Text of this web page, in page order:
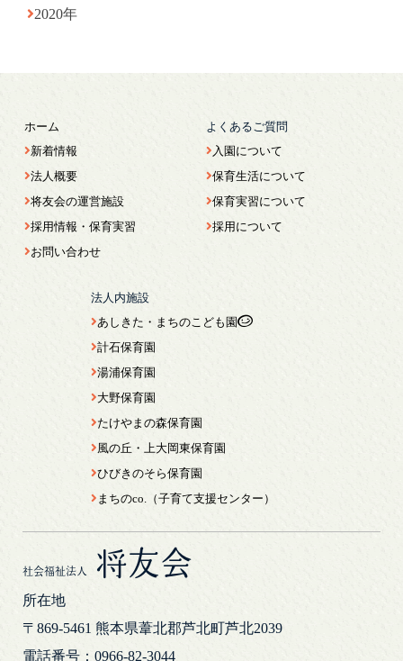
2020年
社会福祉法人 将友会
所在地
〒869-5461 熊本県葦北郡芦北町芦北2039
電話番号：0966-82-3044
ホーム
新着情報
法人概要
将友会の運営施設
採用情報・保育実習
お問い合わせ
よくあるご質問
入園について
保育生活について
保育実習について
採用について
法人内施設
あしきた・まちのこども園
計石保育園
湯浦保育園
大野保育園
たけやまの森保育園
風の丘・上大岡東保育園
ひびきのそら保育園
まちのco.（子育て支援センター）